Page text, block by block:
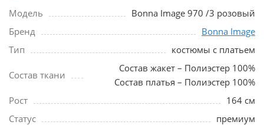
Модель
Bonna Image 970 /3 розовый
Бренд
Bonna Image
Тип
костюмы с платьем
Состав ткани
Состав жакет – Полиэстер 100%
Состав платья – Полиэстер 100%
Рост
164 см
Статус
премиум